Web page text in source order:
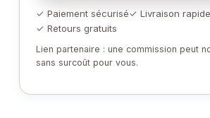
✓ Paiement sécurisé✓ Livraison rapide
✓ Retours gratuits
Lien partenaire : une commission peut
sans surcoût pour vous.